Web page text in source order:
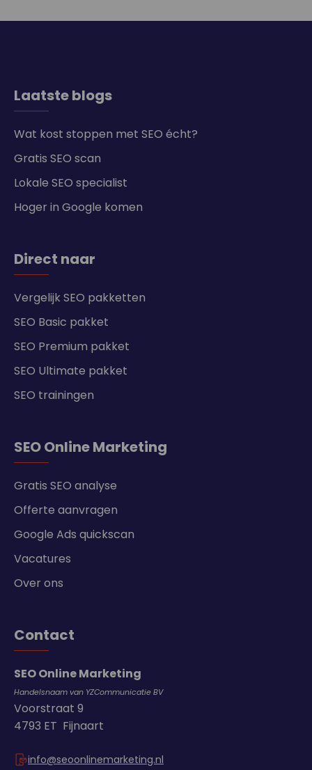
Laatste blogs
Wat kost stoppen met SEO écht?
Gratis SEO scan
Lokale SEO specialist
Hoger in Google komen
Direct naar
Vergelijk SEO pakketten
SEO Basic pakket
SEO Premium pakket
SEO Ultimate pakket
SEO trainingen
SEO Online Marketing
Gratis SEO analyse
Offerte aanvragen
Google Ads quickscan
Vacatures
Over ons
Contact
SEO Online Marketing
Handelsnaam van YZCommunicatie BV
Voorstraat 9
4793 ET Fijnaart
info@seoonlinemarketing.nl